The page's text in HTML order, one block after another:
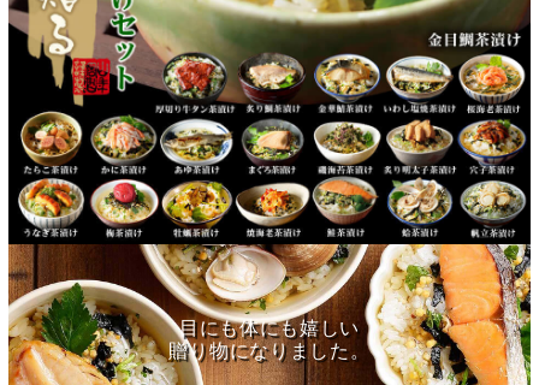
目にも体にも嬉しい
贈り物になりました。